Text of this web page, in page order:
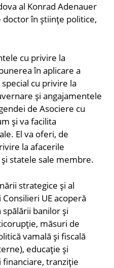
al Konrad Adenauer
doctor în științe politice,
cu privire la
în aplicare a
cu privire la
și angajamentele
de Asociere cu
și va facilita
El va oferi, de
la afacerile
statele sale membre.
strategice și al
UE acoperă
banilor și
măsuri de
vamală și fiscală
educație și
tranziție